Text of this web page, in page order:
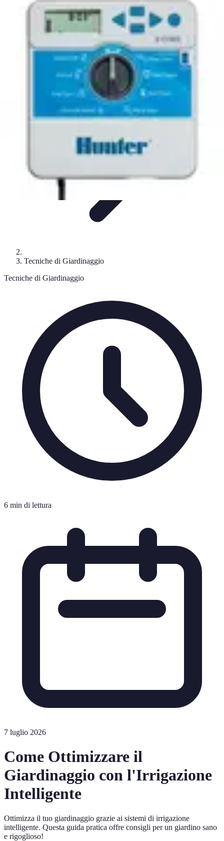
Amo Giardinare
Giardinaggio SostenibileGiardinaggio AromaticoGiardinaggio per
Piante e Cura
Amo Giardinare
Tecniche di Giardinaggio
Tecniche di Giardinaggio
6 min di lettura
7 luglio 2026
Come Ottimizzare il
Giardinaggio con l'Irrigazione
Intelligente
Ottimizza il tuo giardinaggio grazie ai sistemi di irrigazione
intelligente. Questa guida pratica offre consigli per un giardino sano
e rigoglioso!